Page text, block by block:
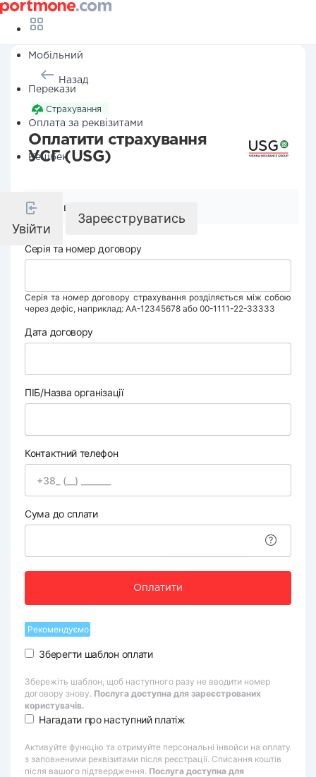
Мобільний
Перекази
Оплата за реквізитами
Кешбек
Увійти
Зареєструватись
Назад
Страхування
Оплатити страхування
УСГ (USG)
Реквізити компанії
Серія та номер договору
Серія та номер договору страхування розділяється між собою
через дефіс, наприклад: АА-12345678 або 00-1111-22-33333
Дата договору
ПІБ/Назва організації
Контактний телефон
Сума до сплати
Оплатити
Рекомендуємо
Зберегти шаблон оплати
Збережіть шаблон, щоб наступного разу не вводити номер
договору знову. Послуга доступна для зареєстрованих
користувачів.
Нагадати про наступний платіж
Активуйте функцію та отримуйте персональні інвойси на оплату
з заповненими реквізитами після реєстрації. Списання коштів
після вашого підтвердження. Послуга доступна для